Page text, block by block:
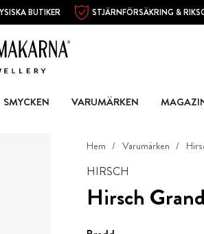
BUTIKER STJÄRNFÖRSÄKRING &
SMYCKEN VARUMÄRKEN
Hem Varumärken
HIRSCH
Hirsch